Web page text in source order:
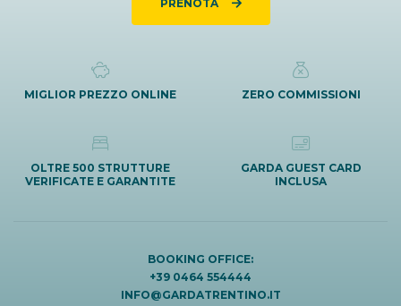
PRENOTA
MIGLIOR PREZZO ONLINE ZERO COMMISSIONI
OLTRE 500 STRUTTURE
VERIFICATE E GARANTITE
GARDA GUEST CARD
INCLUSA
BOOKING OFFICE:
+39 0464 554444
INFO@GARDATRENTINO.IT